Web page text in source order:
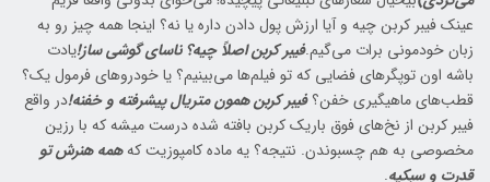
عینک فیبر کربن چیه و آیا ارزش پول دادن داره یا نه؟ اینجا همه چیز رو به
زبان خودمونی برات می‌گیم.فیبر کربن اصلاً چیه؟ ناسای گوشی ساز!یادت
باشه اون توپگرهای فضایی که تو فیلم‌ها می‌بینیم؟ یا خودروهای فرمول یک؟
قطب‌های ماهیگیری خفن؟فیبر کربن همون متریال پیشرفته و خفنه!در واقع
فیبر کربن از نخ‌های فوق باریک کربن بافته شده درست میشه که با رزین
مخصوصی به هم چسبوندن. نتیجه؟ یه ماده کامپوزیت کههمه هنرش تو
قدرت و سبکیه.